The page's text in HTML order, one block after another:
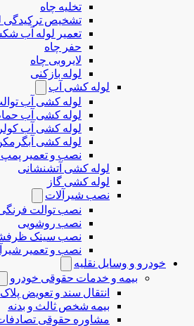
تخلیه چاه
تشخیص ترکیدگی
تعمیر لوله آب
حفر چاه
لایروبی چاه
لوله بازکنی
لوله کشی آب
لوله کشی آب
لوله کشی آب
لوله کشی آب
لوله کشی
نصب و تعمیر
لوله کشی آتشنشانی
لوله کشی گاز
نصب شیرآلات
نصب توالت
نصب روشویی
نصب سینک
نصب و تعمیر
خودرو و وسایل نقلیه
بیمه و خدمات حقوقی خودرو
انتقال سند و تعویض پلاک
بیمه شخص ثالث و بدنه
مشاوره حقوقی